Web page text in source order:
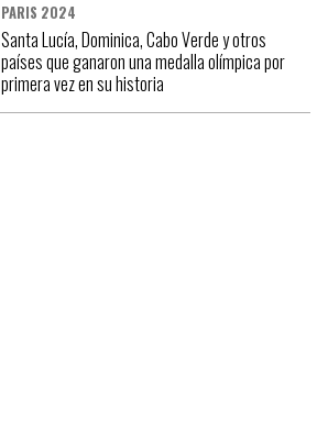
PARIS 2024
Santa Lucía, Dominica, Cabo Verde y otros
países que ganaron una medalla olímpica por
primera vez en su historia